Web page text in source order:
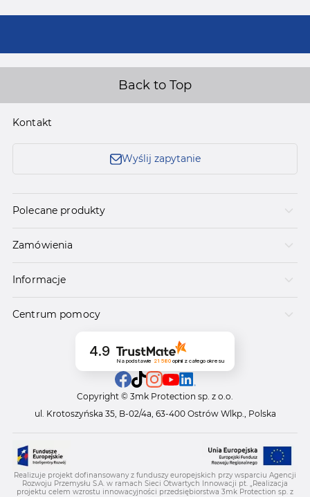
Back to Top
Kontakt
Wyślij zapytanie
Polecane produkty
Zamówienia
Informacje
Centrum pomocy
4.9
Na podstawie 21 580opinii z całego okresu
Copyright © 3mk Protection sp. z o.o.
ul. Krotoszyńska 35, B-02/4a, 63-400 Ostrów Wlkp., Polska
Realizuje projekt dofinansowany z funduszy europejskich przy wsparciu Agencji
Rozwoju Przemysłu S.A. w ramach Sieci Otwartych Innowacji pt. „Realizacja
projektu celem wzrostu innowacyjności przedsiębiorstwa 3mk Protection sp. z